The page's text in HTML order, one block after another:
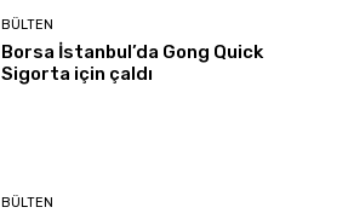
BÜLTEN
Borsa İstanbul’da Gong Quick
Sigorta için çaldı
BÜLTEN